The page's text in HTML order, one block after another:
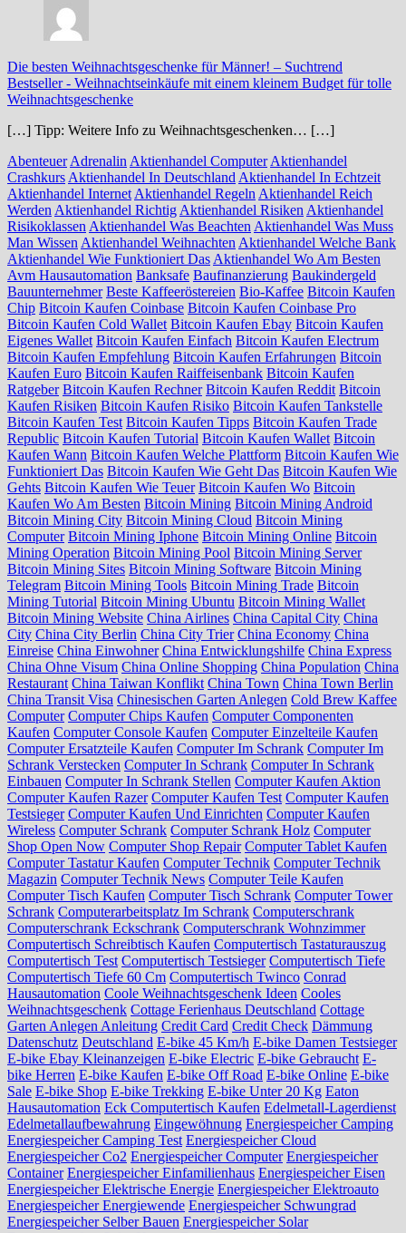
Die besten Weihnachtsgeschenke für Männer! – Suchtrend
Bestseller- Weihnachtseinkäufe mit einem kleinem Budget für tolle
Weihnachtsgeschenke
[…] Tipp: Weitere Info zu Weihnachtsgeschenken… […]
Abenteuer Adrenalin Aktienhandel Computer Aktienhandel
Crashkurs Aktienhandel In Deutschland Aktienhandel In Echtzeit
Aktienhandel Internet Aktienhandel Regeln Aktienhandel Reich
Werden Aktienhandel Richtig Aktienhandel Risiken Aktienhandel
Risikoklassen Aktienhandel Was Beachten Aktienhandel Was Muss
Man Wissen Aktienhandel Weihnachten Aktienhandel Welche Bank
Aktienhandel Wie Funktioniert Das Aktienhandel Wo Am Besten
Avm Hausautomation Banksafe Baufinanzierung Baukindergeld
Bauunternehmer Beste Kaffeeröstereien Bio-Kaffee Bitcoin Kaufen
Chip Bitcoin Kaufen Coinbase Bitcoin Kaufen Coinbase Pro
Bitcoin Kaufen Cold Wallet Bitcoin Kaufen Ebay Bitcoin Kaufen
Eigenes Wallet Bitcoin Kaufen Einfach Bitcoin Kaufen Electrum
Bitcoin Kaufen Empfehlung Bitcoin Kaufen Erfahrungen Bitcoin
Kaufen Euro Bitcoin Kaufen Raiffeisenbank Bitcoin Kaufen
Ratgeber Bitcoin Kaufen Rechner Bitcoin Kaufen Reddit Bitcoin
Kaufen Risiken Bitcoin Kaufen Risiko Bitcoin Kaufen Tankstelle
Bitcoin Kaufen Test Bitcoin Kaufen Tipps Bitcoin Kaufen Trade
Republic Bitcoin Kaufen Tutorial Bitcoin Kaufen Wallet Bitcoin
Kaufen Wann Bitcoin Kaufen Welche Plattform Bitcoin Kaufen Wie
Funktioniert Das Bitcoin Kaufen Wie Geht Das Bitcoin Kaufen Wie
Gehts Bitcoin Kaufen Wie Teuer Bitcoin Kaufen Wo Bitcoin
Kaufen Wo Am Besten Bitcoin Mining Bitcoin Mining Android
Bitcoin Mining City Bitcoin Mining Cloud Bitcoin Mining
Computer Bitcoin Mining Iphone Bitcoin Mining Online Bitcoin
Mining Operation Bitcoin Mining Pool Bitcoin Mining Server
Bitcoin Mining Sites Bitcoin Mining Software Bitcoin Mining
Telegram Bitcoin Mining Tools Bitcoin Mining Trade Bitcoin
Mining Tutorial Bitcoin Mining Ubuntu Bitcoin Mining Wallet
Bitcoin Mining Website China Airlines China Capital City China
City China City Berlin China City Trier China Economy China
Einreise China Einwohner China Entwicklungshilfe China Express
China Ohne Visum China Online Shopping China Population China
Restaurant China Taiwan Konflikt China Town China Town Berlin
China Transit Visa Chinesischen Garten Anlegen Cold Brew Kaffee
Computer Computer Chips Kaufen Computer Componenten
Kaufen Computer Console Kaufen Computer Einzelteile Kaufen
Computer Ersatzteile Kaufen Computer Im Schrank Computer Im
Schrank Verstecken Computer In Schrank Computer In Schrank
Einbauen Computer In Schrank Stellen Computer Kaufen Aktion
Computer Kaufen Razer Computer Kaufen Test Computer Kaufen
Testsieger Computer Kaufen Und Einrichten Computer Kaufen
Wireless Computer Schrank Computer Schrank Holz Computer
Shop Open Now Computer Shop Repair Computer Tablet Kaufen
Computer Tastatur Kaufen Computer Technik Computer Technik
Magazin Computer Technik News Computer Teile Kaufen
Computer Tisch Kaufen Computer Tisch Schrank Computer Tower
Schrank Computerarbeitsplatz Im Schrank Computerschrank
Computerschrank Eckschrank Computerschrank Wohnzimmer
Computertisch Schreibtisch Kaufen Computertisch Tastaturauszug
Computertisch Test Computertisch Testsieger Computertisch Tiefe
Computertisch Tiefe 60 Cm Computertisch Twinco Conrad
Hausautomation Coole Weihnachtsgeschenk Ideen Cooles
Weihnachtsgeschenk Cottage Ferienhaus Deutschland Cottage
Garten Anlegen Anleitung Credit Card Credit Check Dämmung
Datenschutz Deutschland E-bike 45 Km/h E-bike Damen Testsieger
E-bike Ebay Kleinanzeigen E-bike Electric E-bike Gebraucht E-
bike Herren E-bike Kaufen E-bike Off Road E-bike Online E-bike
Sale E-bike Shop E-bike Trekking E-bike Unter 20 Kg Eaton
Hausautomation Eck Computertisch Kaufen Edelmetall-Lagerdienst
Edelmetallaufbewahrung Eingewöhnung Energiespeicher Camping
Energiespeicher Camping Test Energiespeicher Cloud
Energiespeicher Co2 Energiespeicher Computer Energiespeicher
Container Energiespeicher Einfamilienhaus Energiespeicher Eisen
Energiespeicher Elektrische Energie Energiespeicher Elektroauto
Energiespeicher Energiewende Energiespeicher Schwungrad
Energiespeicher Selber Bauen Energiespeicher Solar